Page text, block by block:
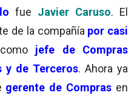
fue Javier Caruso. El
de la compañía por casi
jefe de Compras
y de Terceros. Ahora ya
gerente de Compras en